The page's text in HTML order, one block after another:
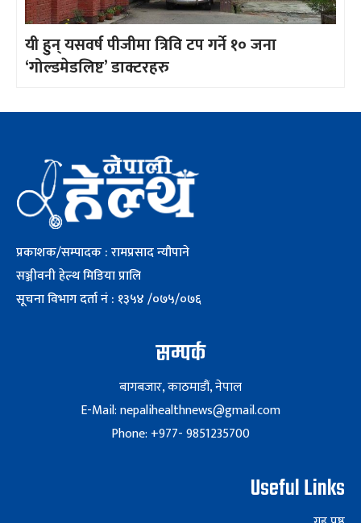
यी हुन् यसवर्ष पीजीमा त्रिवि टप गर्ने १० जना
‘गोल्डमेडलिष्ट’ डाक्टरहरु
प्रकाशक/सम्पादक : रामप्रसाद न्यौपाने
सञ्जीवनी हेल्थ मिडिया प्रालि
सूचना विभाग दर्ता नं : १३५४ /०७५/०७६
सम्पर्क
बागबजार, काठमाडौं, नेपाल
E-Mail: nepalihealthnews@gmail.com
Phone: +977- 9851235700
Useful Links